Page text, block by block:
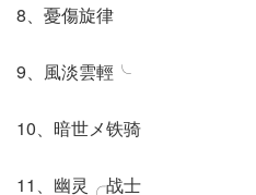
8、憂傷旋律
9、風淡雲輕╰
10、暗世メ铁骑
11、幽灵╭战士